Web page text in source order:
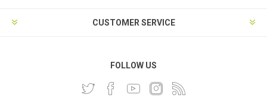
CUSTOMER SERVICE
FOLLOW US